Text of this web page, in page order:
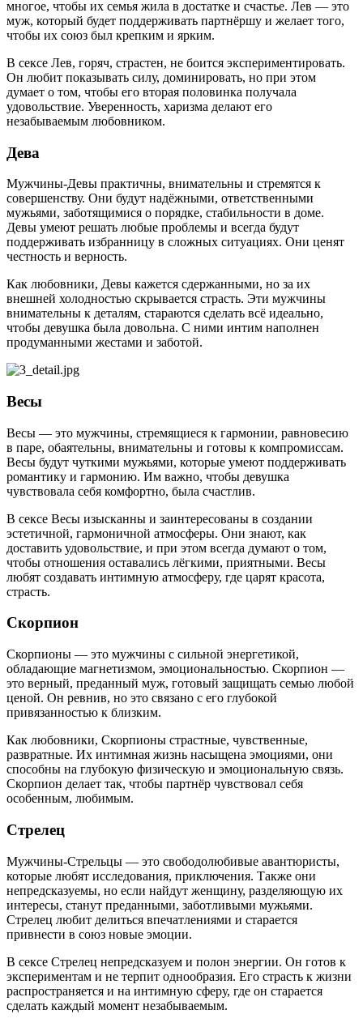
многое, чтобы их семья жила в достатке и счастье. Лев — это
муж, который будет поддерживать партнёршу и желает того,
чтобы их союз был крепким и ярким.
В сексе Лев, горяч, страстен, не боится экспериментировать.
Он любит показывать силу, доминировать, но при этом
думает о том, чтобы его вторая половинка получала
удовольствие. Уверенность, харизма делают его
незабываемым любовником.
Дева
Мужчины-Девы практичны, внимательны и стремятся к
совершенству. Они будут надёжными, ответственными
мужьями, заботящимися о порядке, стабильности в доме.
Девы умеют решать любые проблемы и всегда будут
поддерживать избранницу в сложных ситуациях. Они ценят
честность и верность.
Как любовники, Девы кажется сдержанными, но за их
внешней холодностью скрывается страсть. Эти мужчины
внимательны к деталям, стараются сделать всё идеально,
чтобы девушка была довольна. С ними интим наполнен
продуманными жестами и заботой.
Весы
Весы — это мужчины, стремящиеся к гармонии, равновесию
в паре, обаятельны, внимательны и готовы к компромиссам.
Весы будут чуткими мужьями, которые умеют поддерживать
романтику и гармонию. Им важно, чтобы девушка
чувствовала себя комфортно, была счастлив.
В сексе Весы изысканны и заинтересованы в создании
эстетичной, гармоничной атмосферы. Они знают, как
доставить удовольствие, и при этом всегда думают о том,
чтобы отношения оставались лёгкими, приятными. Весы
любят создавать интимную атмосферу, где царят красота,
страсть.
Скорпион
Скорпионы — это мужчины с сильной энергетикой,
обладающие магнетизмом, эмоциональностью. Скорпион —
это верный, преданный муж, готовый защищать семью любой
ценой. Он ревнив, но это связано с его глубокой
привязанностью к близким.
Как любовники, Скорпионы страстные, чувственные,
развратные. Их интимная жизнь насыщена эмоциями, они
способны на глубокую физическую и эмоциональную связь.
Скорпион делает так, чтобы партнёр чувствовал себя
особенным, любимым.
Стрелец
Мужчины-Стрельцы — это свободолюбивые авантюристы,
которые любят исследования, приключения. Также они
непредсказуемы, но если найдут женщину, разделяющую их
интересы, станут преданными, заботливыми мужьями.
Стрелец любит делиться впечатлениями и старается
привнести в союз новые эмоции.
В сексе Стрелец непредсказуем и полон энергии. Он готов к
экспериментам и не терпит однообразия. Его страсть к жизни
распространяется и на интимную сферу, где он старается
сделать каждый момент незабываемым.